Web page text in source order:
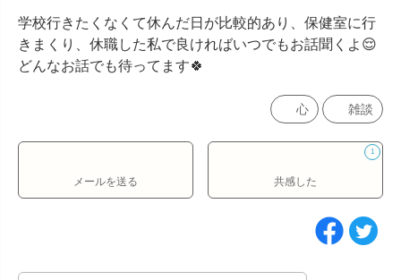
学校行きたくなくて休んだ日が比較的あり、保健室に行
きまくり、休職した私で良ければいつでもお話聞くよ😌
どんなお話でも待ってます🍀
心 雑談
メールを送る
1
共感した